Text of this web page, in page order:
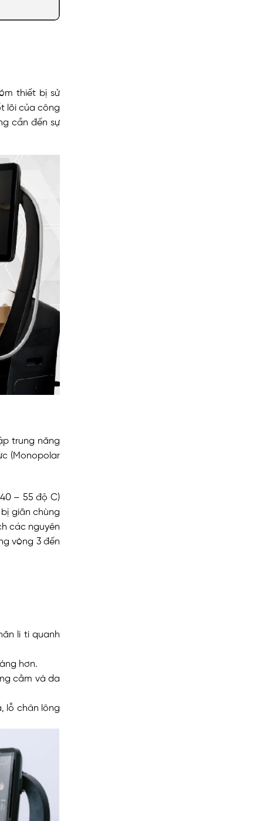
thiết bị sử
lõi của công
cần đến sự
trung năng
(Monopolar
– 55 độ C)
giãn chùng
các nguyên
vòng 3 đến
li ti quanh
hơn.
cằm và da
lỗ chân lông